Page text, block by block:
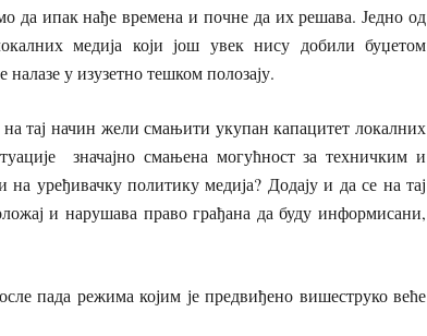
да ипак нађе времена и почне да их решава. Једно од
медија који још увек нису добили буџетом
у изузетно тешком полозају.
тај начин жели смањити укупан капацитет локалних
значајно смањена могућност за техничким и
уређивачку политику медија? Додају и да се на тај
и нарушава право грађана да буду информисани,
пада режима којим је предвиђено вишеструко веће